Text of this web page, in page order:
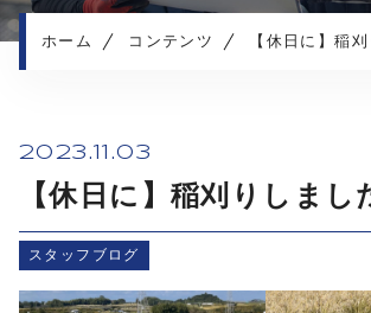
ホーム コンテンツ 【休日に】稲
2023.11.03
【休日に】稲刈りしまし
スタッフブログ